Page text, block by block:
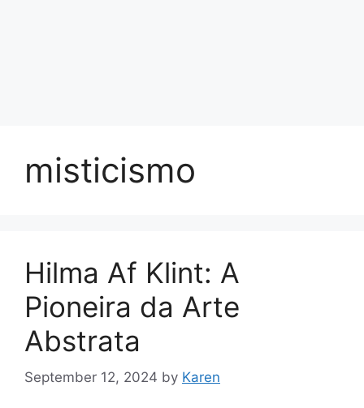
misticismo
Hilma Af Klint: A
Pioneira da Arte
Abstrata
September 12, 2024 by Karen